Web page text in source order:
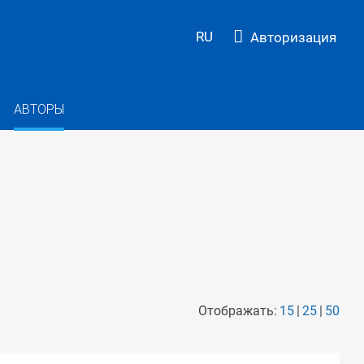
RU Авторизация
АВТОРЫ
Отображать: 15 25 50